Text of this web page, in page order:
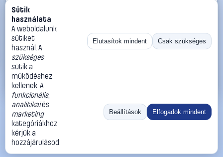
#3050967
Blickle 936188 B-POTHS 125KA-FA Acéllemez rögzített
görgő KerékØ: 125 mm Teherbírás (max.): 250 kg 1 db
Blickle Görgők, kerekek
27 990 Ft
Kosárba
«
Ugrás:
Méret:
Rendezés:
©2026
ThermoScope
ÁSZF
Cégbemutató
Sütik
használata
A weboldalunk
sütiket
használ. A
szükséges
sütik a
működéshez
kellenek. A
funkcionális,
analitikaiés
marketing
kategóriákhoz
kérjük a
hozzájárulásod.
Elutasítok mindent Csak szükséges
Beállítások Elfogadok mindent